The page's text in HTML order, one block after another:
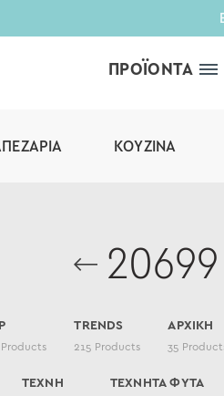
ΠΡΟΪΟΝΤΑ
ΚΟΥΖΊΝΑ
20699
Products
TRENDS
215 Products
ΑΡΧΙΚΗ
35
ΤΕΧΝΗ ΤΕΧΝΗΤΑ ΦΥΤΑ